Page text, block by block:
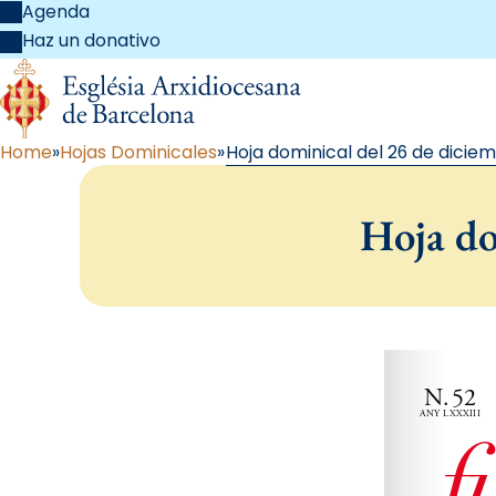
Agenda
Haz un donativo
Home Hojas Dominicales Hoja dominical del 26 de
Hoja